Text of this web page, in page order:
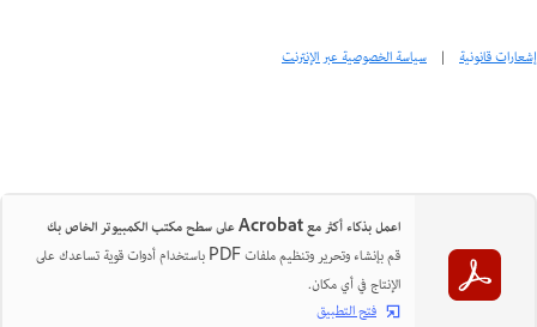
إشعارات قانونية | سياسة الخصوصية عبر الإنترنت
اعمل بذكاء أكثر مع Acrobat على سطح مكتب الكمبيوتر الخاص بك
قم بإنشاء وتحرير وتنظيم ملفات PDF باستخدام أدوات قوية تساعدك على
الإنتاج في أي مكان.
فتح التطبيق